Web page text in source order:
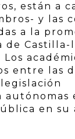
están a
y las
a la
Castilla-
entre las
en su